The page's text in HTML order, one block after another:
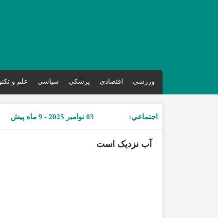
ورزشی اقتصادی پزشکی سیاسی علم و
اجتماعي: 03 نوامبر 2025 - 9 ماه پیش
آب نزدیک است